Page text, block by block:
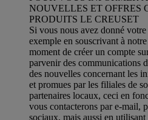
NOUVELLES ET OFFRES
PRODUITS LE CREUSET
Si vous nous avez donné
exemple en souscrivant à
moment de créer un compte
parvenir des communications
des nouvelles concernant les
et promues par les filiales de
partenaires locaux, ceci en
vous contacterons par e-mail,
sociaux, mais aussi en